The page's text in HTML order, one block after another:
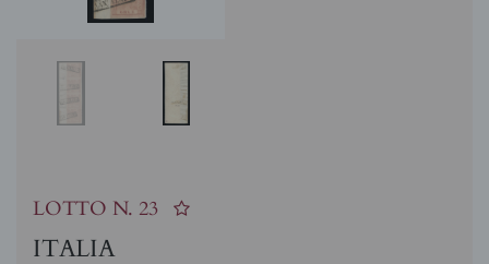
LOTTO N. 23
ITALIA